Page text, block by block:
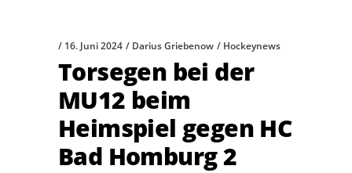
16. Juni 2024 Darius Griebenow Hockeynews
Torsegen bei der
MU12 beim
Heimspiel gegen HC
Bad Homburg 2